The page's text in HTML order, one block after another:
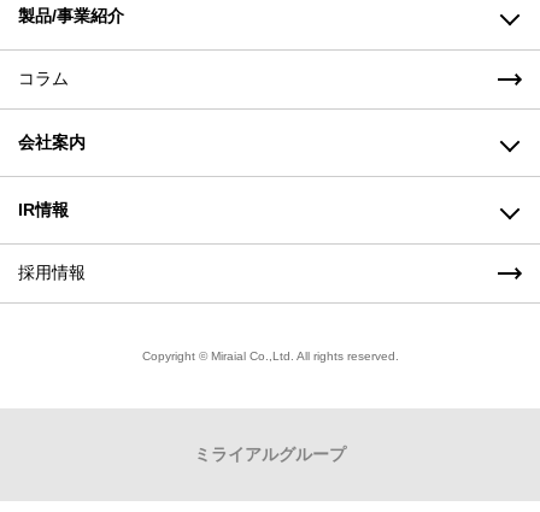
125mm 保管用ボックス
るカセット用BOXです。
はメンテナンスフリーです。
はメンテナンスフリーです。
はメンテナンスフリーです。
製品/事業紹介
高機能樹脂製品事業
成形機事業(株式会社山城精機製作所)
樹脂・金属加工事業(株式会社ミライアル東北)
コラム
会社案内
ごあいさつ
経営理念
IR情報
株主の皆様へ（経営方針）
採用情報
Copyright © Miraial Co.,Ltd. All rights reserved.
ミライアルグループ